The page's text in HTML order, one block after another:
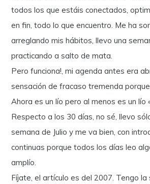
todos los que estáis conectados,
en fin, todo lo que encuentro. Me ha
arreglando mis hábitos, llevo una
practicando a salto de mata.
Pero funciona!, mi agenda antes era
sensación de fracaso tremenda
Ahora es un lío pero al menos es un lío
Respecto a los 30 días, no sé, llevo
semana de Julio y me va bien, con
continuas porque todos los días leo
amplío.
Fíjate, el artículo es del 2007. Tengo la